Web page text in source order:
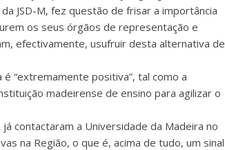
JSD-M, fez questão de frisar a importância
os seus órgãos de representação e
efectivamente, usufruir desta alternativa de
“extremamente positiva”, tal como a
madeirense de ensino para agilizar o
contactaram a Universidade da Madeira no
na Região, o que é, acima de tudo, um sinal